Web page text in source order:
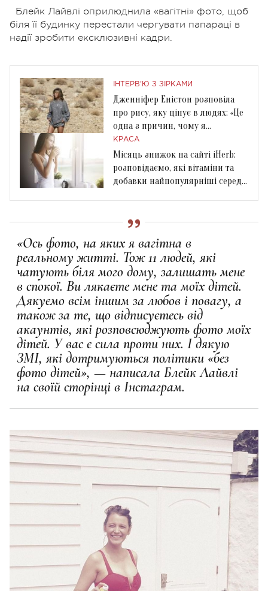
Блейк Лайвлі оприлюднила «вагітні» фото, щоб
біля її будинку перестали чергувати папараці в
надії зробити ексклюзивні кадри.
ІНТЕРВ'Ю З ЗІРКАМИ
Дженніфер Еністон розповіла
про рису, яку цінує в людях: «Це
одна з причин, чому я
закохуюсь»
КРАСА
Місяць знижок на сайті iHerb:
розповідаємо, які вітаміни та
добавки найпопулярніші серед
«Ось фото, на яких я вагітна в
реальному житті. Тож 11 людей, які
чатують біля мого дому, залишать мене
в спокої. Ви лякаєте мене та моїх дітей.
Дякуємо всім іншим за любов і повагу, а
також за те, що відписуєтесь від
акаунтів, які розповсюджують фото моїх
дітей. У вас є сила проти них. І дякую
ЗМІ, які дотримуються політики «без
фото дітей», — написала Блейк Лайвлі
на своїй сторінці в Інстаграм.